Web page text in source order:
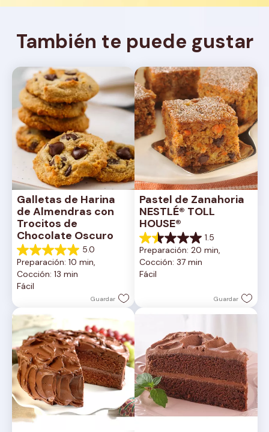
También te puede gustar
Galletas de Harina
de Almendras con
Trocitos de
Chocolate Oscuro
5.0
5.0
de
5
estrellas.
reseña
Preparación: 10 min,
Cocción: 13 min
Fácil
Guardar
Pastel de Zanahoria
NESTLÉ® TOLL
HOUSE®
1.5
1.5
de
5
estrellas.
Preparación: 20 min,
Cocción: 37 min
Fácil
Guardar